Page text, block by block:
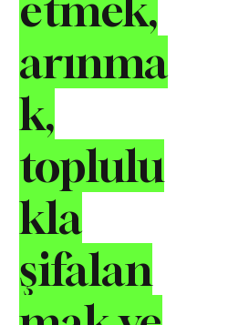
arınma
k,
toplulu
kla
şifalan